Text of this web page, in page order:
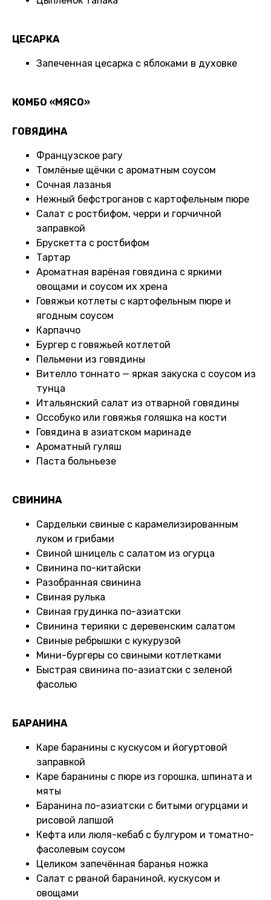
ЦЕСАРКА
Запеченная цесарка с яблоками в духовке
КОМБО «МЯСО»
ГОВЯДИНА
Французское рагу
Томлёные щёчки с ароматным соусом
Сочная лазанья
Нежный бефстроганов с картофельным пюре
Салат с ростбифом, черри и горчичной
заправкой
Брускетта с ростбифом
Тартар
Ароматная варёная говядина с яркими
овощами и соусом их хрена
Говяжьи котлеты с картофельным пюре и
ягодным соусом
Карпаччо
Бургер с говяжьей котлетой
Пельмени из говядины
Вителло тоннато — яркая закуска с соусом из
тунца
Итальянский салат из отварной говядины
Оссобуко или говяжья голяшка на кости
Говядина в азиатском маринаде
Ароматный гуляш
Паста больньезе
СВИНИНА
Сардельки свиные с карамелизированным
луком и грибами
Свиной шницель с салатом из огурца
Свинина по-китайски
Разобранная свинина
Свиная рулька
Свиная грудинка по-азиатски
Свинина терияки с деревенским салатом
Свиные ребрышки с кукурузой
Мини-бургеры со свиными котлетками
Быстрая свинина по-азиатски с зеленой
фасолью
БАРАНИНА
Каре баранины с кускусом и йогуртовой
заправкой
Каре баранины с пюре из горошка, шпината и
мяты
Баранина по-азиатски с битыми огурцами и
рисовой лапшой
Кефта или люля-кебаб с булгуром и томатно-
фасолевым соусом
Целиком запечённая баранья ножка
Салат с рваной бараниной, кускусом и
овощами